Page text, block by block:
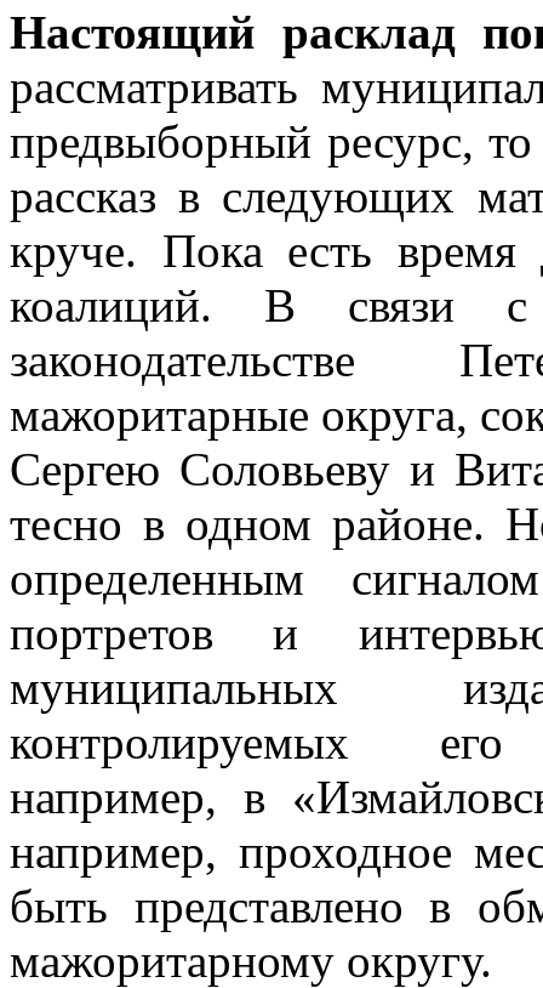
Настоящий расклад
рассматривать
предвыборный ресурс,
рассказ в следующих
круче. Пока есть
коалиций. В связи
законодательстве
мажоритарные округа,
Сергею Соловьеву и
тесно в одном районе.
определенным
портретов и
муниципальных
контролируемых его
например, в
например, проходное
быть представлено в
мажоритарному округу.